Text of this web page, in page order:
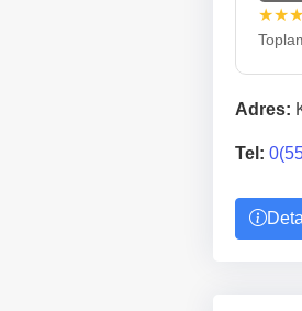
Adres:
Tel: